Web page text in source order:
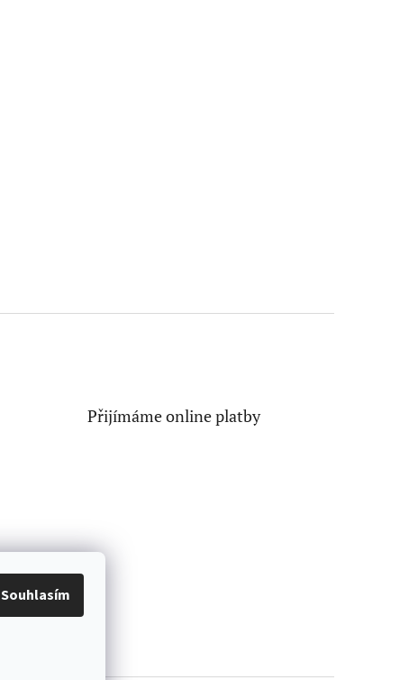
Souhlasím
Přijímáme online platby